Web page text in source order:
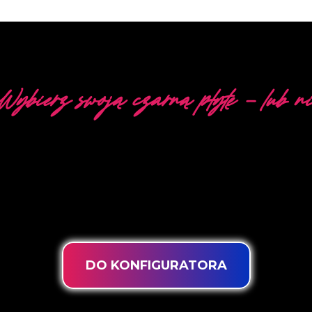
swoją czarną płytę - lub
DO KONFIGURATORA